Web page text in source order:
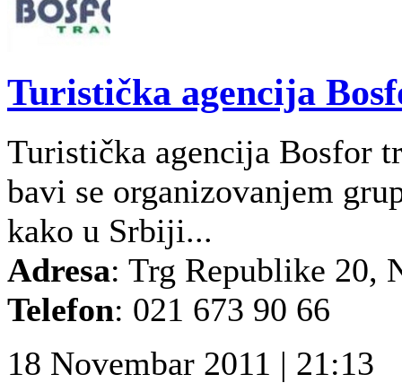
Turistička agencija
Turistička agencija Bosfor
bavi se organizovanjem
kako u Srbiji...
Adresa: Trg Republike 20,
Telefon: 021 673 90 66
18 Novembar 2011 | 21:13